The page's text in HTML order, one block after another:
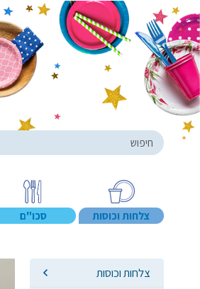
צלחות וכוסות סכו"ם
צלחות וכוסות